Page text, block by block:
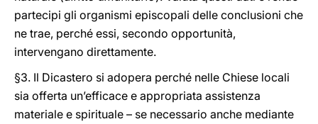
partecipi gli organismi episcopali delle conclusioni che
ne trae, perché essi, secondo opportunità,
intervengano direttamente.
§3. Il Dicastero si adopera perché nelle Chiese locali
sia offerta un’efficace e appropriata assistenza
materiale e spirituale – se necessario anche mediante